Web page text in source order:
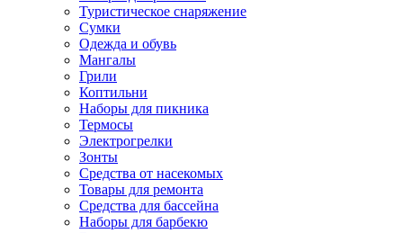
Туристическое снаряжение
Сумки
Одежда и обувь
Мангалы
Грили
Коптильни
Наборы для пикника
Термосы
Электрогрелки
Зонты
Средства от насекомых
Товары для ремонта
Средства для бассейна
Наборы для барбекю